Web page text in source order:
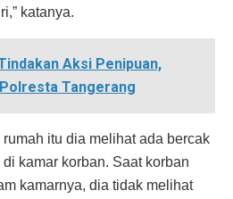
katanya.
Aksi Penipuan,
Tangerang
itu dia melihat ada bercak
kamar korban. Saat korban
kamarnya, dia tidak melihat